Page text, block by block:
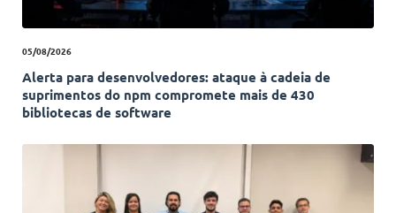
05/08/2026
Alerta para desenvolvedores: ataque à cadeia de
suprimentos do npm compromete mais de 430
bibliotecas de software